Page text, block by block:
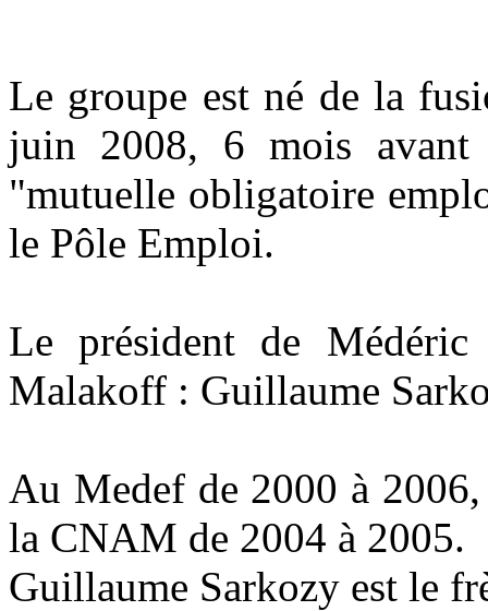
Le groupe est né de la
juin 2008, 6 mois
"mutuelle obligatoire
le Pôle Emploi.
Le président de
Malakoff : Guillaume
Au Medef de 2000 à
la CNAM de 2004 à 2005.
Guillaume Sarkozy est le